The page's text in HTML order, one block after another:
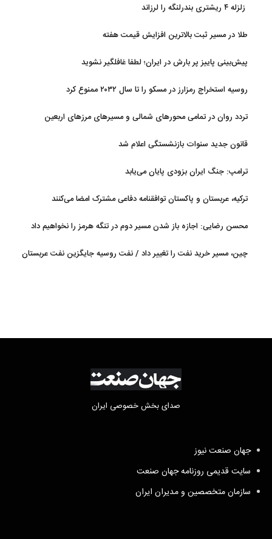
زلزله ۴ ریشتری بندرلنگه را لرزاند
طلا در مسیر ثبت بالاترین افزایش قیمت هفته
پیش‌بینی پاییز پر بارش در ایران؛ لطفا غافلگیر نشوید
روسیه استخراج رمزارز در مسکو را تا سال ۲۰۳۲ ممنوع کرد
تردد روان در تمامی محورهای شمالی و مسیرهای مرزهای اربعین
قانون جدید سنوات بازنشستگی اعلام شد
ترامپ: جنگ ایران بزودی پایان می‌یابد
ترکیه، عربستان و پاکستان توافقنامه دفاعی مشترک امضا می‌کنند
محسن رضایی: اجازه باز شدن مسیر دوم در تنگه هرمز را نخواهیم داد
چین، مسیر خرید نفت را تغییر داد / نفت روسیه جایگزین نفت عربستان
صدای بخش خصوصی ایران
جهان صنعت نیوز
سایت قدیمی روزنامه جهان صنعت
سازمان متخصصین و مدیران ایران